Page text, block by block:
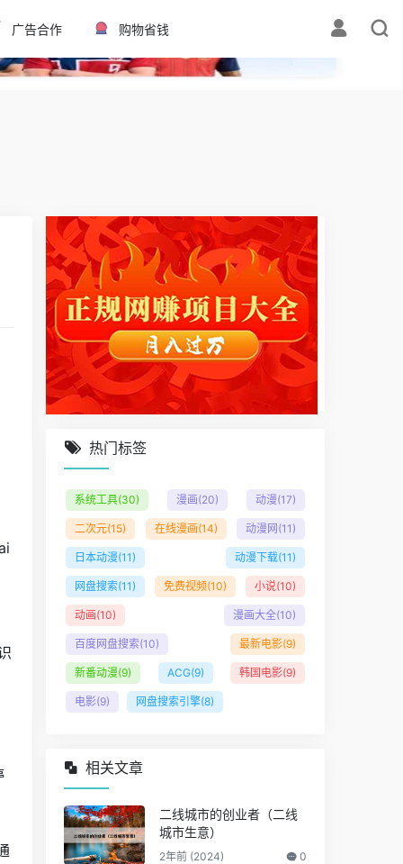
✕
广告合作 购物省钱
热门标签
系统工具(30) 漫画(20) 动漫(17)
二次元(15) 在线漫画(14) 动漫网 (11)
日本动漫(11) 动漫下载(11)
网盘搜索(11) 免费视频(10) 小说(10)
动画(10) 漫画大全(10)
百度网盘搜索(10) 最新电影(9)
新番动漫(9) ACG(9) 韩国电影(9)
电影(9) 网盘搜索引擎(8)
相关文章
二线城市的创业者（二线
城市生意）
2年前 (2024) 0